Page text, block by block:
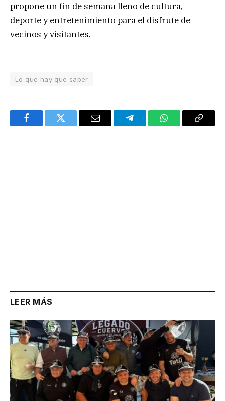
propone un fin de semana lleno de cultura,
deporte y entretenimiento para el disfrute de
vecinos y visitantes.
Lo que hay que saber
FacebookTwitter Email TelegramWhatsAppCopy
LEER MÁS